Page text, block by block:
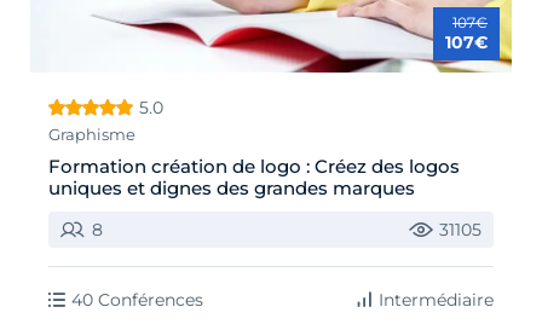
107€
107€
5.0
Graphisme
Formation création de logo : Créez des logos
uniques et dignes des grandes marques
8 31105
40 Conférences Intermédiaire